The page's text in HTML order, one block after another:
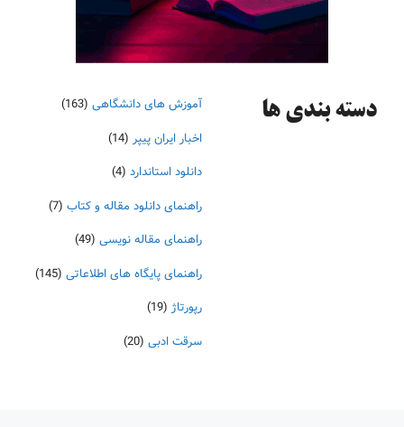
دسته‌ بندی ها آموزش های دانشگاهی (163)
اخبار ایران پیپر (14)
دانلود استاندارد (4)
راهنمای دانلود مقاله و کتاب (7)
راهنمای مقاله نویسی (49)
راهنمای پایگاه های اطلاعاتی (145)
رپورتاژ (19)
سرقت ادبی (20)